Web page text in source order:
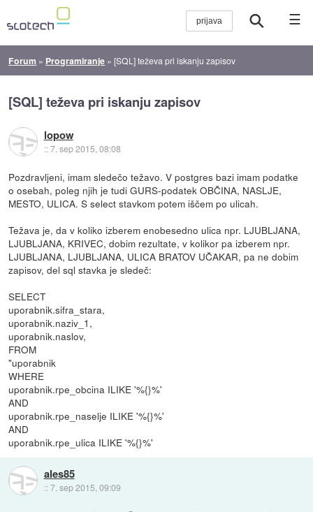
☰
Forum » Programiranje »[SQL] teževa pri iskanju zapisov
[SQL] teževa pri iskanju zapisov
lopow
::7. sep 2015, 08:08
Pozdravljeni, imam sledečo težavo. V postgres bazi imam podatke
o osebah, poleg njih je tudi GURS-podatek OBČINA, NASLJE,
MESTO, ULICA. S select stavkom potem iščem po ulicah.
Težava je, da v koliko izberem enobesedno ulica npr. LJUBLJANA,
LJUBLJANA, KRIVEC, dobim rezultate, v kolikor pa izberem npr.
LJUBLJANA, LJUBLJANA, ULICA BRATOV UČAKAR, pa ne dobim
zapisov, del sql stavka je sledeč:
SELECT
uporabnik.sifra_stara,
uporabnik.naziv_1,
uporabnik.naslov,
FROM
"uporabnik
WHERE
uporabnik.rpe_obcina ILIKE '%{}%'
AND
uporabnik.rpe_naselje ILIKE '%{}%'
AND
uporabnik.rpe_ulica ILIKE '%{}%'
ales85
::7. sep 2015, 09:09